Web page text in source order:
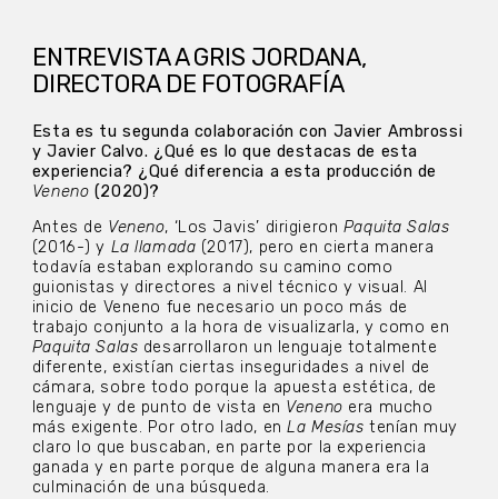
ENTREVISTA A GRIS JORDANA,
DIRECTORA DE FOTOGRAFÍA
Esta es tu segunda colaboración con Javier Ambrossi
y Javier Calvo. ¿Qué es lo que destacas de esta
experiencia? ¿Qué diferencia a esta producción de
Veneno (2020)?
Antes de Veneno, ‘Los Javis’ dirigieron Paquita Salas
(2016-) y La llamada (2017), pero en cierta manera
todavía estaban explorando su camino como
guionistas y directores a nivel técnico y visual. Al
inicio de Veneno fue necesario un poco más de
trabajo conjunto a la hora de visualizarla, y como en
Paquita Salas desarrollaron un lenguaje totalmente
diferente, existían ciertas inseguridades a nivel de
cámara, sobre todo porque la apuesta estética, de
lenguaje y de punto de vista en Veneno era mucho
más exigente. Por otro lado, enLa Mesías tenían muy
claro lo que buscaban, en parte por la experiencia
ganada y en parte porque de alguna manera era la
culminación de una búsqueda.